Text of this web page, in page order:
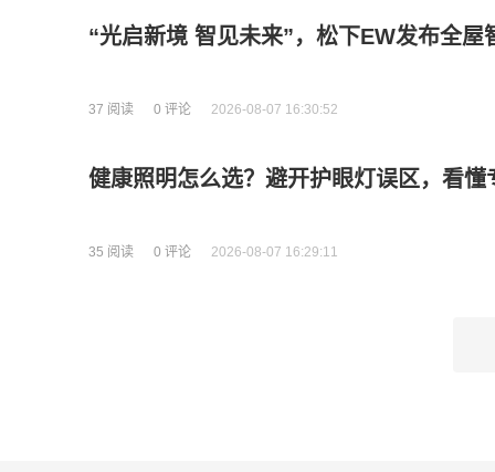
“光启新境 智见未来”，松下EW发布全屋
37 阅读 0 评论 2026-08-07 16:30:52
健康照明怎么选？避开护眼灯误区，看懂
35 阅读 0 评论 2026-08-07 16:29:11